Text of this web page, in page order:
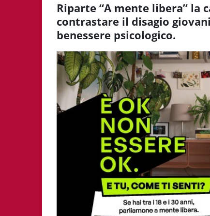
Riparte “A mente libera” la
contrastare il disagio
benessere psicologico.